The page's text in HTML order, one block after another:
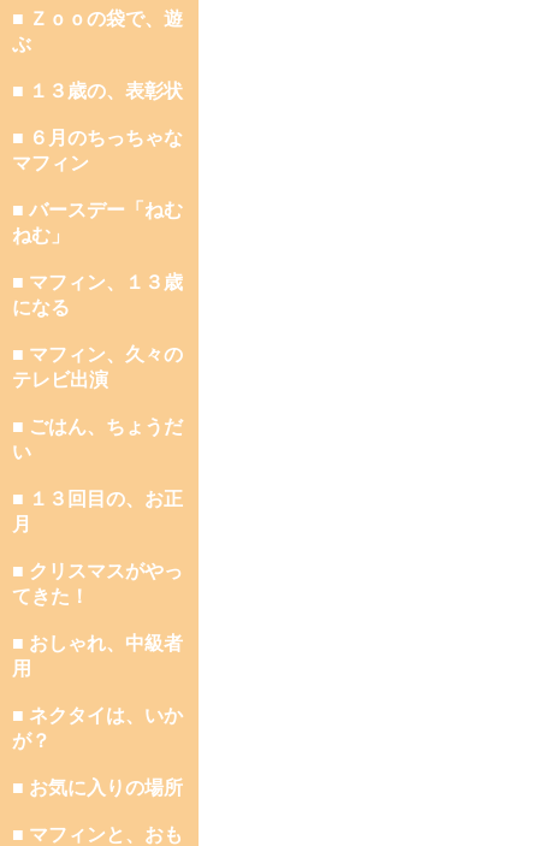
■ Ｚｏｏの袋で、遊
ぶ
■ １３歳の、表彰状
■ ６月のちっちゃな
マフィン
■ バースデー「ねむ
ねむ」
■ マフィン、１３歳
になる
■ マフィン、久々の
テレビ出演
■ ごはん、ちょうだ
い
■ １３回目の、お正
月
■ クリスマスがやっ
てきた！
■ おしゃれ、中級者
用
■ ネクタイは、いか
が？
■ お気に入りの場所
■ マフィンと、おも